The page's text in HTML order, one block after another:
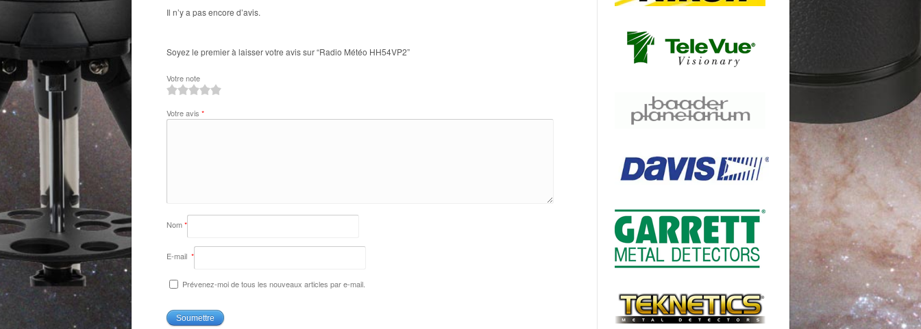
Il n’y a pas encore d’avis.
Soyez le premier à laisser votre avis sur “Radio Météo HH54VP2”
Votre note
Votre avis *
Nom*
E-mail *
Prévenez-moi de tous les nouveaux articles par e-mail.